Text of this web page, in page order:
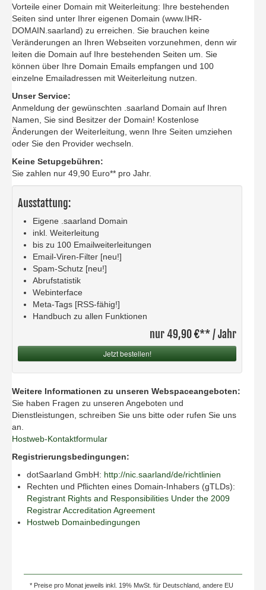
Vorteile einer Domain mit Weiterleitung: Ihre bestehenden
Seiten sind unter Ihrer eigenen Domain (www.IHR-
DOMAIN.saarland) zu erreichen. Sie brauchen keine
Veränderungen an Ihren Webseiten vorzunehmen, denn wir
leiten die Domain auf Ihre bestehenden Seiten um. Sie
können über Ihre Domain Emails empfangen und 100
einzelne Emailadressen mit Weiterleitung nutzen.
Unser Service:
Anmeldung der gewünschten .saarland Domain auf Ihren
Namen, Sie sind Besitzer der Domain! Kostenlose
Änderungen der Weiterleitung, wenn Ihre Seiten umziehen
oder Sie den Provider wechseln.
Keine Setupgebühren:
Sie zahlen nur 49,90 Euro** pro Jahr.
Ausstattung:
Eigene .saarland Domain
inkl. Weiterleitung
bis zu 100 Emailweiterleitungen
Email-Viren-Filter [neu!]
Spam-Schutz [neu!]
Abrufstatistik
Webinterface
Meta-Tags [RSS-fähig!]
Handbuch zu allen Funktionen
nur 49,90 €** / Jahr
Jetzt bestellen!
Weitere Informationen zu unseren Webspaceangeboten:
Sie haben Fragen zu unseren Angeboten und
Dienstleistungen, schreiben Sie uns bitte oder rufen Sie uns
an.
Hostweb-Kontaktformular
Registrierungsbedingungen:
dotSaarland GmbH: http://nic.saarland/de/richtlinien
Rechten und Pflichten eines Domain-Inhabers (gTLDs):
Registrant Rights and Responsibilities Under the 2009
Registrar Accreditation Agreement
Hostweb Domainbedingungen
* Preise pro Monat jeweils inkl. 19% MwSt. für Deutschland, andere EU